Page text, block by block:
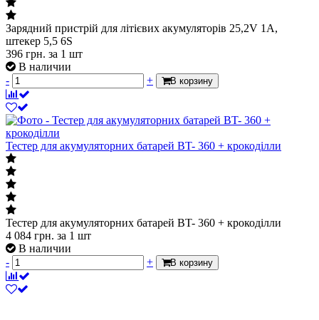
Зарядний пристрій для літієвих акумуляторів 25,2V 1A,
штекер 5,5 6S
396 грн. за 1 шт
В наличии
-
+ В корзину
Тестер для акумуляторних батарей BT- 360 + крокоділли
Тестер для акумуляторних батарей BT- 360 + крокоділли
4 084 грн. за 1 шт
В наличии
-
+ В корзину